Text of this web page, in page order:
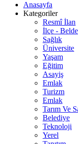
Anasayfa
Kategoriler
Resmî İlan
İlçe - Belde
Sağlık
Üniversite
Yaşam
Eğitim
Asayiş
Emlak
Turizm
Emlak
Tarım Ve
Belediye
Teknoloji
Yerel